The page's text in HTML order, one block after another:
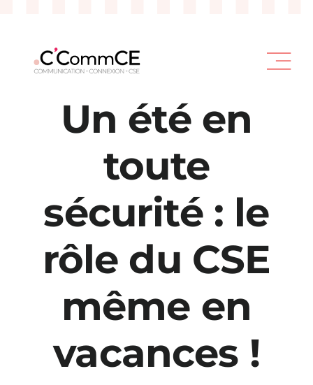
contenu
Un été en
toute
sécurité : le
rôle du CSE
même en
vacances !